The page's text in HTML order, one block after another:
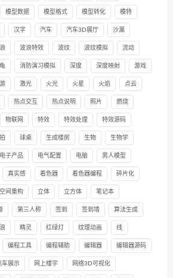
模型数据 模型格式 模型转化 模特
汉字 汽车 汽车3D展厅 沙漏
波浪特效 波纹 波纹模拟 流动
消防演习模拟 深度 深度映射 游戏
激光 火光 火星 火焰 点云
热点交互 热点说明 照片 燃烧
物联网 特效 特效处理 特效源码
球桌 生成楼房 生物 生物学
电子产品 电气配置 电脑 男人模型
真实感 着色器 着色器编程 碎片化
空间重构 立体 立方体 笔记本
第三人称 签到 签到墙 算法生成
精灵 红绿灯 纹理动画 线
编程工具 编程辅助 编辑器 编辑器源码
车展示 网上楼宇 网络3D可视化